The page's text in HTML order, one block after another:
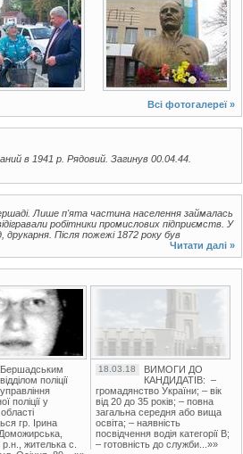
4 фото
Всі фотогалереї »
в 1941 р. Рядовий. Загинув 00.04.44.
Лише п'ята частина населення займалась
робітники промислових підприємств. У
Після пожежі 1872 року був
Читати далі »
Бершадським
відділом поліції
поліції у
гр. Ірина
Доможирська,
жителька с.
18.03.18
ВИМОГИ ДО
КАНДИДАТІВ: –
громадянство України; – вік
від 20 до 35 років; – повна
загальна середня або вища
освіта; – наявність
посвідчення водія категорії В;
– готовність до служби...»»